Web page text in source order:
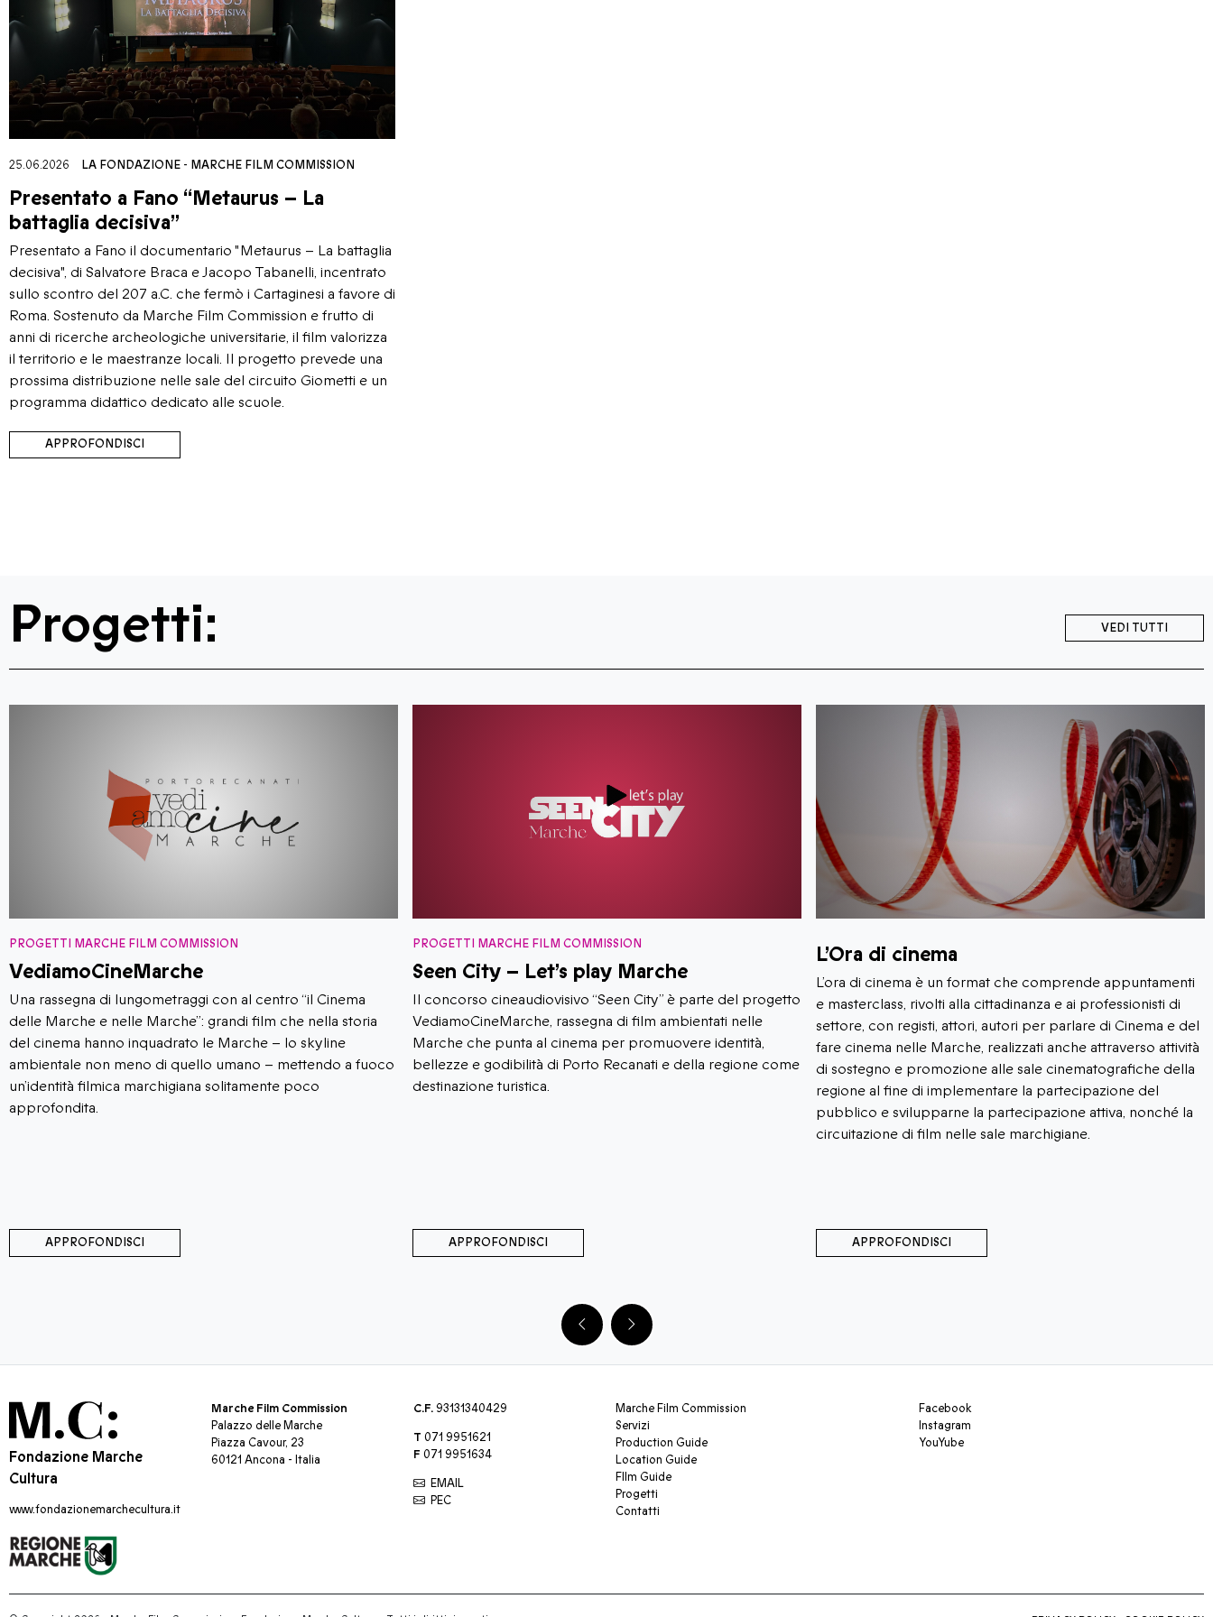
25.06.2026 LA FONDAZIONE- MARCHE FILM COMMISSION
Presentato a Fano “Metaurus – La
battaglia decisiva”
Presentato a Fano il documentario "Metaurus – La battaglia
decisiva", di Salvatore Braca e Jacopo Tabanelli, incentrato
sullo scontro del 207 a.C. che fermò i Cartaginesi a favore di
Roma. Sostenuto da Marche Film Commission e frutto di
anni di ricerche archeologiche universitarie, il film valorizza
il territorio e le maestranze locali. Il progetto prevede una
prossima distribuzione nelle sale del circuito Giometti e un
programma didattico dedicato alle scuole.
APPROFONDISCI
Progetti: VEDI TUTTI
PROGETTI MARCHE FILM COMMISSION
VediamoCineMarche
​​Una rassegna di lungometraggi con al centro “il Cinema
delle Marche e nelle Marche”: grandi film che nella storia
del cinema hanno inquadrato le Marche – lo skyline
ambientale non meno di quello umano – mettendo a fuoco
un’identità filmica marchigiana solitamente poco
approfondita.
APPROFONDISCI
PROGETTI MARCHE FILM COMMISSION
Seen City – Let’s play Marche
Il concorso cineaudiovisivo “Seen City” è parte del progetto
VediamoCineMarche, rassegna di film ambientati nelle
Marche che punta al cinema per promuovere identità,
bellezze e godibilità di Porto Recanati e della regione come
destinazione turistica.
APPROFONDISCI
L’Ora di cinema
L’ora di cinema è un format che comprende appuntamenti
e masterclass, rivolti alla cittadinanza e ai professionisti di
settore, con registi, attori, autori per parlare di Cinema e del
fare cinema nelle Marche, realizzati anche attraverso attività
di sostegno e promozione alle sale cinematografiche della
regione al fine di implementare la partecipazione del
pubblico e svilupparne la partecipazione attiva, nonché la
circuitazione di film nelle sale marchigiane.
APPROFONDISCI
Fondazione Marche
Cultura
www.fondazionemarchecultura.it
Marche Film Commission
Palazzo delle Marche
Piazza Cavour, 23
60121 Ancona - Italia
C.F.93131340429
T 071 9951621
F 071 9951634
EMAIL
PEC
Marche Film Commission
Servizi
Production Guide
Location Guide
FIlm Guide
Progetti
Contatti
Facebook
Instagram
YouYube